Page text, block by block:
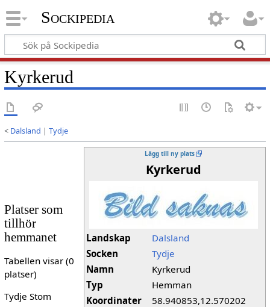
Sockipedia
Kyrkerud
< Dalsland | Tydje
Lägg till ny plats
Kyrkerud
Landskap
Dalsland
Socken
Tydje
Namn
Kyrkerud
Typ
Hemman
Koordinater
58.940853,12.570202
Platser som
tillhör
hemmanet
Tabellen visar (0
platser)
Tydje Stom